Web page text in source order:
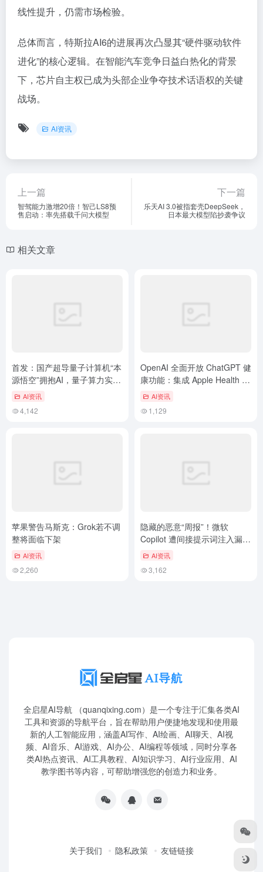
线性提升，仍需市场检验。
总体而言，特斯拉AI6的进展再次凸显其“硬件驱动软件
进化”的核心逻辑。在智能汽车竞争日益白热化的背景
下，芯片自主权已成为头部企业争夺技术话语权的关键
战场。
AI资讯
上一篇
智驾能力激增20倍！智己LS8预
售启动：率先搭载千问大模型
下一篇
乐天AI 3.0被指套壳DeepSeek，
日本最大模型陷抄袭争议
相关文章
首发：国产超导量子计算机“本
源悟空”拥抱AI，量子算力实现
重大跨越
AI资讯
4,142
OpenAI 全面开放 ChatGPT 健
康功能：集成 Apple Health 与
电子病历，每周 3 亿用户咨询
AI资讯
1,129
苹果警告马斯克：Grok若不调
整将面临下架
AI资讯
2,260
隐藏的恶意“周报”！微软
Copilot 遭间接提示词注入漏洞
威胁AI资讯
3,162
全启星AI导航 （quanqixing.com）是一个专注于汇集各类AI
工具和资源的导航平台，旨在帮助用户便捷地发现和使用最
新的人工智能应用，涵盖AI写作、AI绘画、AI聊天、AI视
频、AI音乐、AI游戏、AI办公、AI编程等领域，同时分享各
类AI热点资讯、AI工具教程、AI知识学习、AI行业应用、AI
教学图书等内容，可帮助增强您的创造力和业务。
关于我们 隐私政策 友链链接